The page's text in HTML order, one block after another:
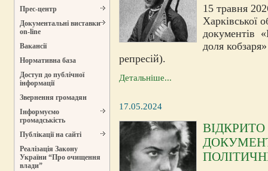
Прес-центр
Документальні виставки
on-line
Вакансії
Нормативна база
Доступ до публічної
інформації
Звернення громадян
Інформуємо
громадськість
Публікації на сайті
Реалізація Закону
України “Про очищення
влади”
15 травня
Харківської
документів
доля
репресій).
Детальніше...
17.05.2024